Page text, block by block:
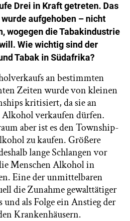
Drei in Kraft getreten. Das
aufgehoben – nicht
wogegen die Tabakindustrie
Wie wichtig sind der
Tabak in Südafrika?
an bestimmten
Zeiten wurde von kleinen
kritisiert, da sie an
verkaufen dürfen.
aber ist es den Township-
zu kaufen. Größere
lange Schlangen vor
Menschen Alkohol in
Eine der unmittelbaren
die Zunahme gewalttätiger
als Folge ein Anstieg der
Krankenhäusern.